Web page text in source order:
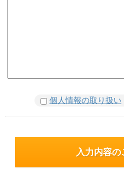
個人情報の取り扱い